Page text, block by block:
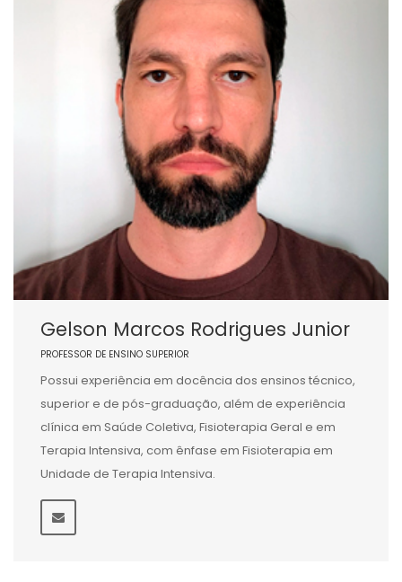
Gelson Marcos Rodrigues Junior
PROFESSOR DE ENSINO SUPERIOR
Possui experiência em docência dos ensinos técnico,
superior e de pós-graduação, além de experiência
clínica em Saúde Coletiva, Fisioterapia Geral e em
Terapia Intensiva, com ênfase em Fisioterapia em
Unidade de Terapia Intensiva.